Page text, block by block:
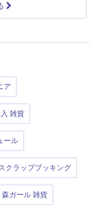
ア
雑貨
ール
スクラップブッキング
森ガール 雑貨